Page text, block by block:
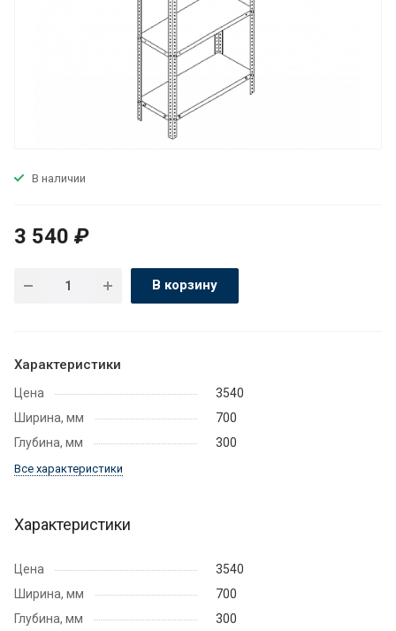
В наличии
3 540 ₽
В корзину
Характеристики
Цена
3540
Ширина, мм
700
Глубина, мм
300
Все характеристики
Характеристики
Цена
3540
Ширина, мм
700
Глубина, мм
300